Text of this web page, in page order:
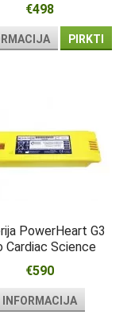
€498
PIRKTI
PowerHeart G3
Cardiac Science
€590
INFORMACIJA